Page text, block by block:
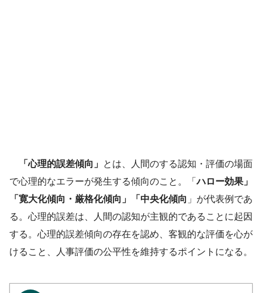
「心理的誤差傾向」 とは、人間のする認知・評価の場面
で心理的なエラーが発生する傾向のこと。「ハロー効果」
「寛大化傾向・厳格化傾向」「中央化傾向 」が代表例であ
る。心理的誤差は、人間の認知が主観的であることに起因
する。心理的誤差傾向の存在を認め、客観的な評価を心が
けること、人事評価の公平性を維持するポイントになる。